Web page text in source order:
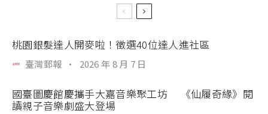
桃園銀髮達人開麥啦！徵選40位達人進社區
臺灣郵報 · 2026 年 8 月 7 日
國臺圖慶館慶攜手大嘉音樂聚工坊 《仙履奇緣》閱
讀親子音樂劇盛大登場